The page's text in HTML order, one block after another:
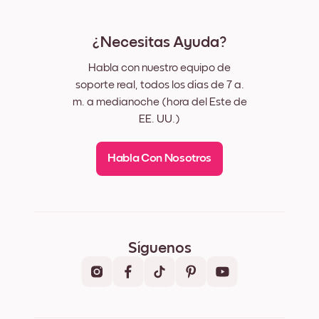
¿Necesitas Ayuda?
Habla con nuestro equipo de
soporte real, todos los días de 7 a.
m. a medianoche (hora del Este de
EE. UU.)
Habla Con Nosotros
Síguenos